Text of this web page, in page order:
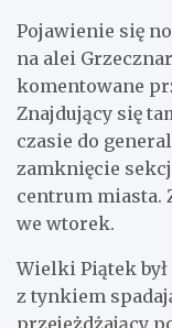
Pojawienie się
na alei
komentowane
Znajdujący się
czasie do
zamknięcie
centrum miasta.
we wtorek.
Wielki Piątek
z tynkiem
przejeżdżający